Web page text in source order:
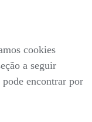
cookies
a seguir
encontrar por